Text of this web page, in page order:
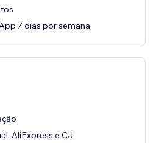
7 dias por semana
AliExpress e CJ